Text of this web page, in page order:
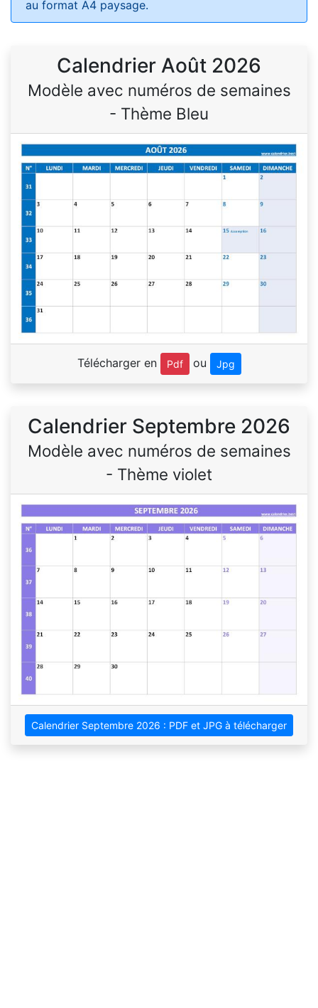
au format A4 paysage.
Calendrier Août 2026
Modèle avec numéros de semaines
- Thème Bleu
Télécharger en Pdf ou Jpg
Calendrier Septembre 2026
Modèle avec numéros de semaines
- Thème violet
Calendrier Septembre 2026 : PDF et JPG à télécharger